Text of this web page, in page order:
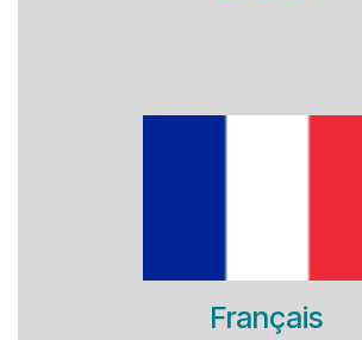
Français